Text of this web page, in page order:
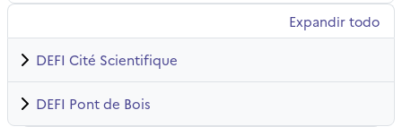
Expandir todo
DEFI Cité Scientifique
DEFI Pont de Bois